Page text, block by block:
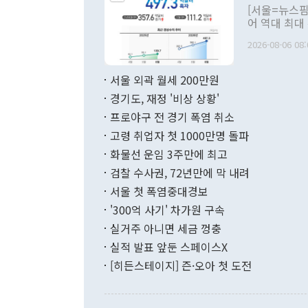
관의 대북
관 부처 장
관의 무리한
다. [정동영 통일부 장관이 지난달 23일 오후 서울 종로구 정부서울청사에
무너졌다고
함께 4자 대
"우리의 선
관은 업무
[서울=뉴스
어 역대 최
료=한국은행] 한국은행이 6일 발표한 '2026년 6월 국제수지(잠정)'
며 월간 기
196.9% 급
수출은
기록했지만
로 전환됐다.
는 배당수입
2026-08-06
서울 외곽 월세 200만원
경기도, 재정 '비상 상황'
프로야구 전 경기 폭염 취소
고령 취업자 첫 1000만명 돌파
화물선 운임 3주만에 최고
검찰 수사권, 72년만에 막 내려
서울 첫 폭염중대경보
'300억 사기' 차가원 구속
실거주 아니면 세금 껑충
실적 발표 앞둔 스페이스X
[히든스테이지] 즌·오아 첫 도전